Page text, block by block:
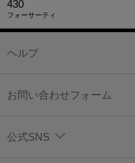
430
フォーサーティ
ヘルプ
お問い合わせフォーム
公式SNS